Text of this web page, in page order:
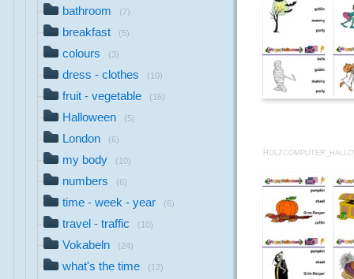
bathroom (7)
breakfast (5)
colours (3)
dress - clothes (10)
fruit - vegetable (16)
Halloween (5)
London (6)
my body (10)
numbers (6)
time - week - year (6)
travel - traffic (10)
Vokabeln (24)
what's the time (12)